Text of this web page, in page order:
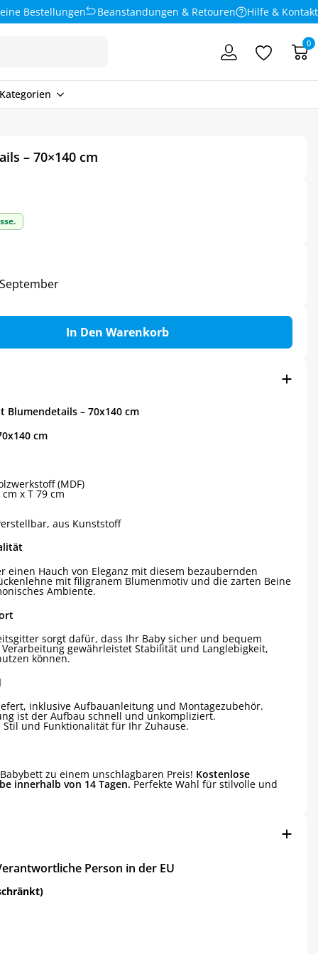
Bestellungen Beanstandungen & Retouren Hilfe & Kontakt
0
– 70×140 cm
In Den Warenkorb
– 70x140 cm
cm
(MDF)
x T 79 cm
aus Kunststoff
einen Hauch von Eleganz mit diesem bezaubernden
mit filigranem Blumenmotiv und die zarten Beine
Ambiente.
sorgt dafür, dass Ihr Baby sicher und bequem
gewährleistet Stabilität und Langlebigkeit,
können.
inklusive Aufbauanleitung und Montagezubehör.
ist der Aufbau schnell und unkompliziert.
und Funktionalität für Ihr Zuhause.
zu einem unschlagbaren Preis! Kostenlose
innerhalb von 14 Tagen.Perfekte Wahl für stilvolle und
Person in der EU